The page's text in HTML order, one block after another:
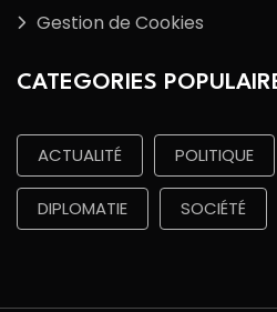
Gestion de Cookies
CATEGORIES
ACTUALITÉ POLITIQUE
DIPLOMATIE SOCIÉTÉ